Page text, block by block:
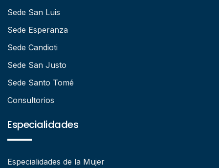
Sede San Luis
Sede Esperanza
Sede Candioti
Sede San Justo
Sede Santo Tomé
Consultorios
Especialidades
Especialidades de la Mujer